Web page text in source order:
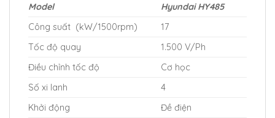
Model
Hyundai HY485
Công suất (kW/1500rpm)
17
Tốc độ quay
1.500 V/Ph
Điều chỉnh tốc độ
Cơ học
Số xi lanh
4
Khởi động
Đề điện